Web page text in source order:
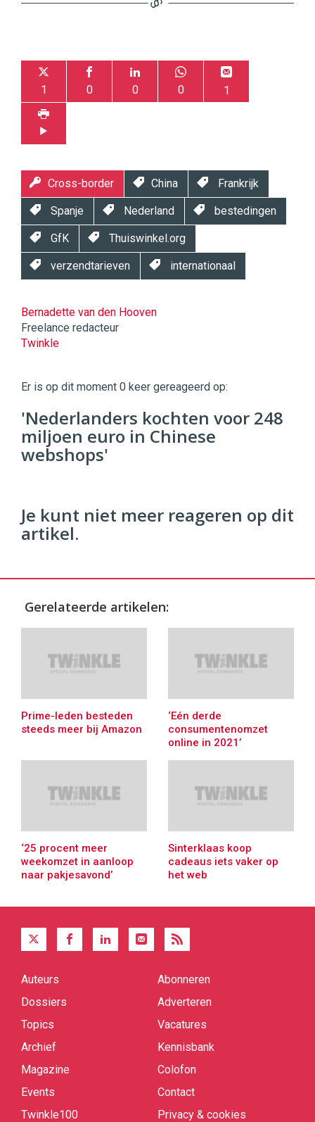
1 0 0 0 1
Cross-border China Frankrijk
Spanje Nederland bestedingen
GfK Thuiswinkel.org
verzendtarieven internationaal
Bernadette van den Hooven
Freelance redacteur
Twinkle
|
Digital
Commercehttps://twinklemagazine.nl
96 54
Er is op dit moment 0 keer gereageerd op:
'Nederlanders kochten voor 248
miljoen euro in Chinese
webshops'
Je kunt niet meer reageren op dit
artikel.
Gerelateerde artikelen:
Prime-leden besteden
steeds meer bij Amazon
‘Eén derde
consumentenomzet
online in 2021’
‘25 procent meer
weekomzet in aanloop
naar pakjesavond’
Sinterklaas koop
cadeaus iets vaker op
het web
Quick
Auteurs
Dossiers
Topics
Archief
Magazine
Events
Twinkle100
Abonneren
Adverteren
Vacatures
Kennisbank
Colofon
Contact
Privacy & cookies